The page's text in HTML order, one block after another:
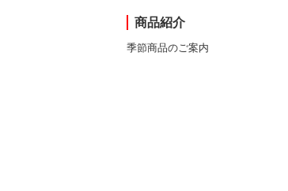
商品紹介
季節商品のご案内